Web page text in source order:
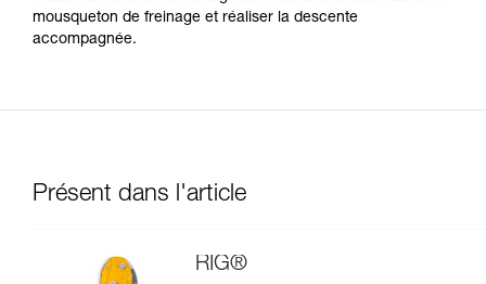
mousqueton de freinage et réaliser la descente
accompagnée.
Présent dans l'article
RIG®